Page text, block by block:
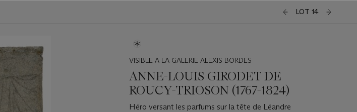
LOT 14
VISIBLE A LA GALERIE ALEXIS BORDES
ANNE-LOUIS GIRODET DE
ROUCY-TRIOSON (1767-1824)
Héro versant les parfums sur la tête de Léandre